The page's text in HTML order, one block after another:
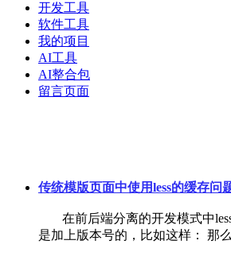
开发工具
软件工具
我的项目
AI工具
AI整合包
留言页面
传统模版页面中使用less的缓存问
在前后端分离的开发模式中
是加上版本号的，比如这样： 那